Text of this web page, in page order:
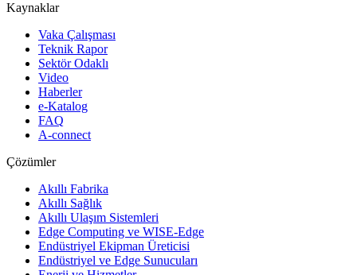
Kaynaklar
Vaka Çalışması
Teknik Rapor
Sektör Odaklı
Video
Haberler
e-Katalog
FAQ
A-connect
Çözümler
Akıllı Fabrika
Akıllı Sağlık
Akıllı Ulaşım Sistemleri
Edge Computing ve WISE-Edge
Endüstriyel Ekipman Üreticisi
Endüstriyel ve Edge Sunucuları